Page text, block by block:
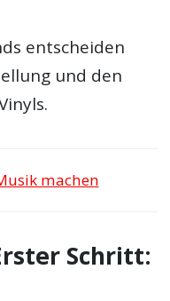
entscheiden
und den
machen
Schritt: